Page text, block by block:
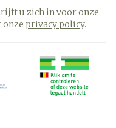
u zich in voor onze
onze privacy policy.